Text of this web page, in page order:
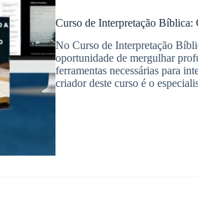
Curso de Interpretação Bíblica:
No Curso de Interpretação
oportunidade de mergulhar
ferramentas necessárias para
criador deste curso é o